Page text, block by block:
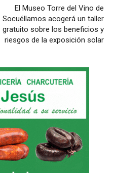
El Museo Torre del Vino de
Socuéllamos acogerá un taller
gratuito sobre los beneficios y
riesgos de la exposición solar